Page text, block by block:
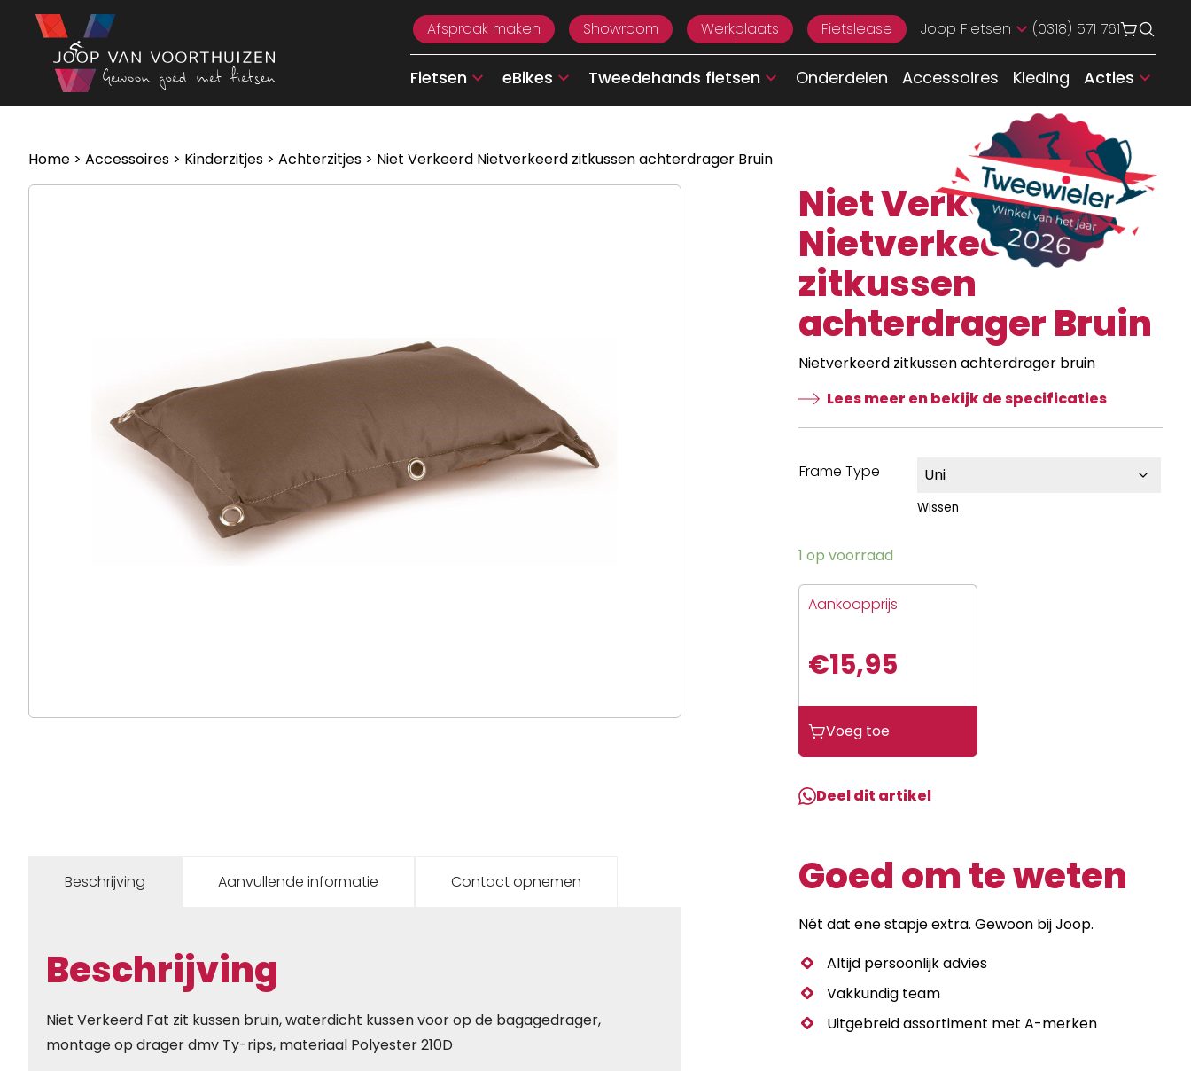
Ga naar de inhoud
Afspraak maken
Showroom Werkplaats Fietslease Joop Fietsen (0318) 571 761
Fietsen eBikes Tweedehands fietsen Onderdelen Accessoires Kleding Acties
Home > Accessoires > Kinderzitjes > Achterzitjes > Niet Verkeerd Nietverkeerd zitkussen achterdrager Bruin
Niet Verkeerd
Nietverkeerd
zitkussen
achterdrager Bruin
Nietverkeerd zitkussen achterdrager bruin
Lees meer en bekijk de specificaties
Frame Type
Wissen
1 op voorraad
Aankoopprijs
€15,95
Voeg toe
Deel dit artikel
Beschrijving Aanvullende informatie Contact opnemen
Beschrijving
Niet Verkeerd Fat zit kussen bruin, waterdicht kussen voor op de bagagedrager,
montage op drager dmv Ty-rips, materiaal Polyester 210D
Goed om te weten
Nét dat ene stapje extra. Gewoon bij Joop.
Altijd persoonlijk advies
Vakkundig team
Uitgebreid assortiment met A-merken